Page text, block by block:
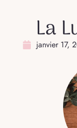
La
janvier 17,